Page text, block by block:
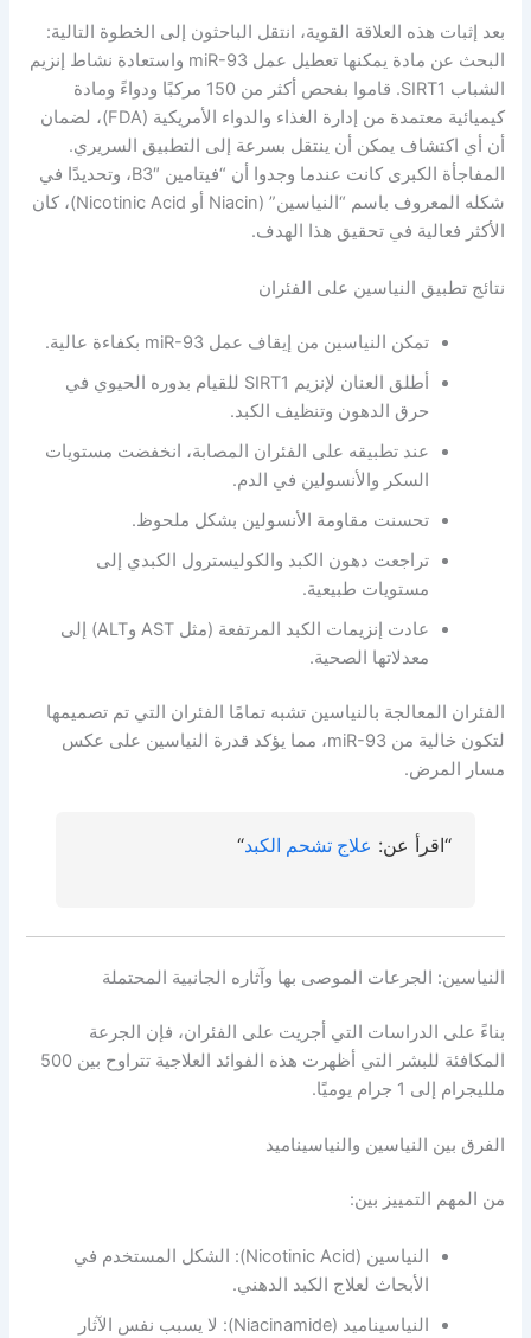
بعد إثبات هذه العلاقة القوية، انتقل الباحثون إلى الخطوة التالية:
البحث عن مادة يمكنها تعطيل عمل miR-93 واستعادة نشاط إنزيم
الشباب SIRT1. قاموا بفحص أكثر من 150 مركبًا ودواءً ومادة
كيميائية معتمدة من إدارة الغذاء والدواء الأمريكية (FDA)، لضمان
أن أي اكتشاف يمكن أن ينتقل بسرعة إلى التطبيق السريري.
المفاجأة الكبرى كانت عندما وجدوا أن “فيتامين B3″، وتحديدًا في
شكله المعروف باسم “النياسين” (Niacin أو Nicotinic Acid)، كان
الأكثر فعالية في تحقيق هذا الهدف.
نتائج تطبيق النياسين على الفئران
تمكن النياسين من إيقاف عمل miR-93 بكفاءة عالية.
أطلق العنان لإنزيم SIRT1 للقيام بدوره الحيوي في
حرق الدهون وتنظيف الكبد.
عند تطبيقه على الفئران المصابة، انخفضت مستويات
السكر والأنسولين في الدم.
تحسنت مقاومة الأنسولين بشكل ملحوظ.
تراجعت دهون الكبد والكوليسترول الكبدي إلى
مستويات طبيعية.
عادت إنزيمات الكبد المرتفعة (مثل AST وALT) إلى
معدلاتها الصحية.
الفئران المعالجة بالنياسين تشبه تمامًا الفئران التي تم تصميمها
لتكون خالية من miR-93، مما يؤكد قدرة النياسين على عكس
مسار المرض.
“اقرأ عن: علاج تشحم الكبد“
النياسين: الجرعات الموصى بها وآثاره الجانبية المحتملة
بناءً على الدراسات التي أجريت على الفئران، فإن الجرعة
المكافئة للبشر التي أظهرت هذه الفوائد العلاجية تتراوح بين 500
ملليجرام إلى 1 جرام يوميًا.
الفرق بين النياسين والنياسيناميد
من المهم التمييز بين:
النياسين (Nicotinic Acid): الشكل المستخدم في
الأبحاث لعلاج الكبد الدهني.
النياسيناميد (Niacinamide): لا يسبب نفس الآثار